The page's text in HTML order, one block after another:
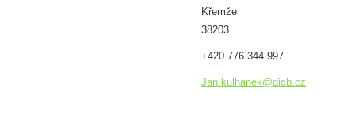
Křemže
38203
+420 776 344 997
Jan.kulhanek@dic b.cz